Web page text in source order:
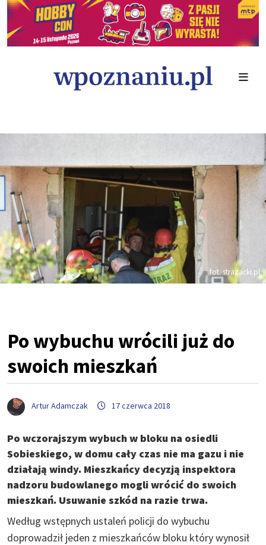
fot. strazacki.pl
Po wybuchu wrócili już do
swoich mieszkań
Artur Adamczak 17 czerwca 2018
Po wczorajszym wybuch w bloku na osiedli
Sobieskiego, w domu cały czas nie ma gazu i nie
działają windy. Mieszkańcy decyzją inspektora
nadzoru budowlanego mogli wrócić do swoich
mieszkań. Usuwanie szkód na razie trwa.
Według wstępnych ustaleń policji do wybuchu
doprowadził jeden z mieszkańców bloku który wynosił